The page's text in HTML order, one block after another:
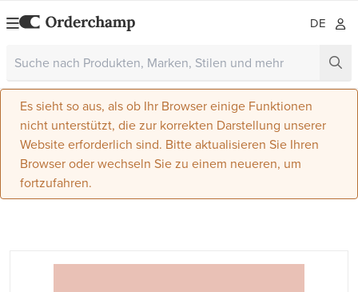
DE
Es sieht so aus, als ob Ihr Browser einige Funktionen
nicht unterstützt, die zur korrekten Darstellung unserer
Website erforderlich sind. Bitte aktualisieren Sie Ihren
Browser oder wechseln Sie zu einem neueren, um
fortzufahren.